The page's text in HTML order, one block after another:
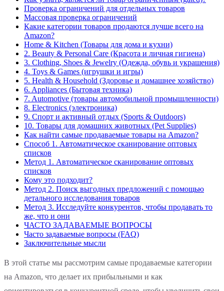
Проверка ограничений для отдельных товаров
Массовая проверка ограничений
Какие категории товаров продаются лучше всего на
Amazon?
Home & Kitchen (Товары для дома и кухни)
2. Beauty & Personal Care (Красота и личная гигиена)
3. Clothing, Shoes & Jewelry (Одежда, обувь и украшения)
4. Toys & Games (игрушки и игры)
5. Health & Household (Здоровье и домашнее хозяйство)
6. Appliances (Бытовая техника)
7. Automotive (товары автомобильной промышленности)
8. Electronics (электроника)
9. Спорт и активный отдых (Sports & Outdoors)
10. Товары для домашних животных (Pet Supplies)
Как найти самые продаваемые товары на Amazon?
Способ 1. Автоматическое сканирование оптовых
списков
Метод 1. Автоматическое сканирование оптовых
списков
Кому это подходит?
Метод 2. Поиск выгодных предложений с помощью
детального исследования товаров
Метод 3. Исследуйте конкурентов, чтобы продавать то
же, что и они
ЧАСТО ЗАДАВАЕМЫЕ ВОПРОСЫ
Часто задаваемые вопросы (FAQ)
Заключительные мысли
В этой статье мы рассмотрим самые продаваемые категории
на Amazon, что делает их прибыльными и как